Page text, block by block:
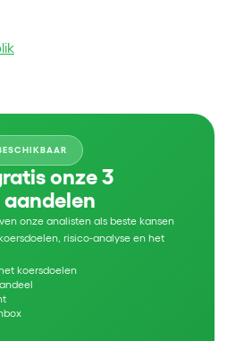
onze 3
onze analisten als beste kansen
risico-analyse en het
koersdoelen